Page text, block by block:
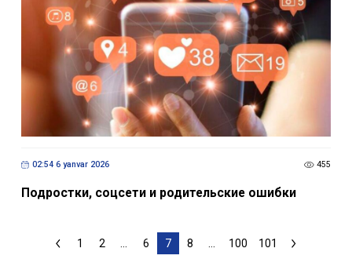
02:54 6 yanvar 2026 455
Подростки, соцсети и родительские ошибки
1 2 ... 6 7 8 ... 100 101